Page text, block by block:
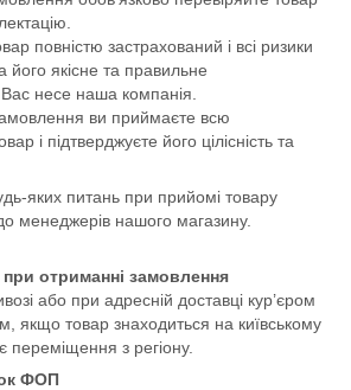
повністю застрахований і всі ризики
його якісне та правильне
несе наша компанія.
ви приймаєте всю
і підтверджуєте його цілісність та
яких питань при прийомі товару
менеджерів нашого магазину.
отриманні замовлення
або при адресній доставці кур’єром
якщо товар знаходиться на київському
переміщення з регіону.
ФОП